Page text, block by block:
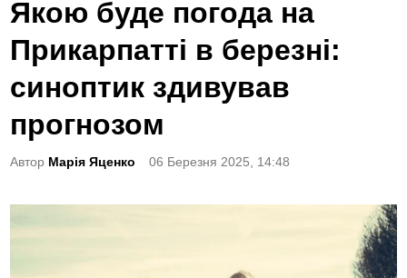
s
e
d
n
Якою буде погода на
Прикарпатті в березні:
синоптик здивував
прогнозом
Автор Марія Яценко 06 Березня 2025, 14:48